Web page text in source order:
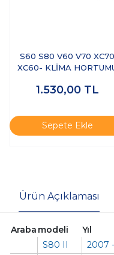
S60 S80 V60 V70 XC70
XC60- KLİMA
1.530,00 TL
Sepete Ekle
Ürün Açıklaması
Araba modeli Yıl
S80 II
2007